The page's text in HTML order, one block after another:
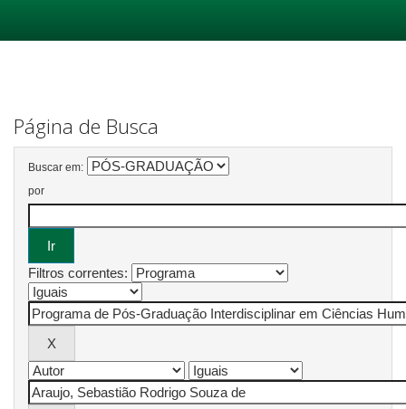
Página de Busca
Buscar em:
por
Filtros correntes: